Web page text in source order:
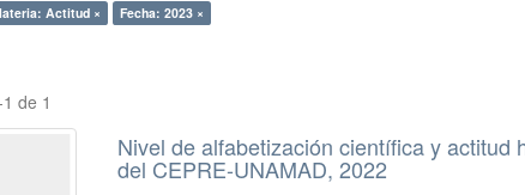
Actitud × Fecha: 2023 ×
de 1
Nivel de alfabetización científica y actitud
del CEPRE-UNAMAD, 2022